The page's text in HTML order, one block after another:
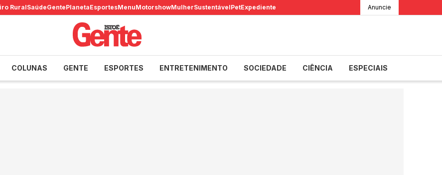
RuralSaúdeGentePlanetaEsportesMenuMotorshowMulherSustentávelPetExpediente Anuncie
COLUNAS GENTE ESPORTES ENTRETENIMENTO SOCIEDADE CIÊNCIA ESPECIAIS